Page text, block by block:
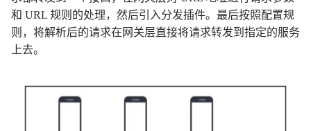
和 URL 规则的处理，然后引入分发插件。最后按照配置规
则，将解析后的请求在网关层直接将请求转发到指定的服务
上去。